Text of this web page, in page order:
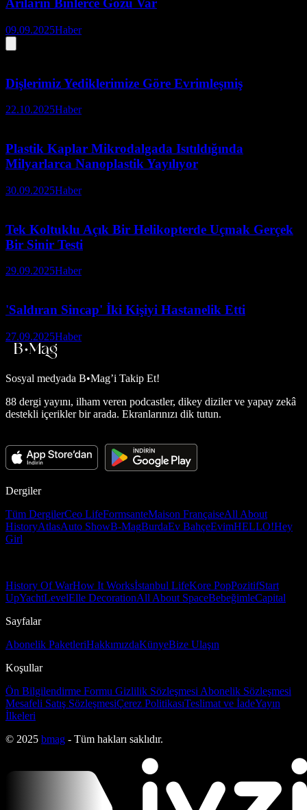
Arıların Binlerce Gözü Var
09.09.2025Haber
Dişlerimiz Yediklerimize Göre Evrimleşmiş
22.10.2025Haber
Plastik Kaplar Mikrodalgada Isıtıldığında
Milyarlarca Nanoplastik Yayılıyor
30.09.2025Haber
Tek Koltuklu Açık Bir Helikopterde Uçmak Gerçek
Bir Sinir Testi
29.09.2025Haber
'Saldıran Sincap' İki Kişiyi Hastanelik Etti
27.09.2025Haber
Sosyal medyada B•Mag’i Takip Et!
88 dergi yayını, ilham veren podcastler, dikey diziler ve yapay zekâ
destekli içerikler bir arada. Ekranlarınızı dik tutun.
Dergiler
Tüm DergilerCeo LifeFormsanteMaison FrançaiseAll About
HistoryAtlasAuto ShowB-MagBurdaEv BahçeEvimHELLO!Hey
Girl
History Of WarHow It Worksİstanbul LifeKore PopPozitifStart
UpYachtLevelElle DecorationAll About SpaceBebeğimleCapital
Sayfalar
Abonelik PaketleriHakkımızdaKünyeBize Ulaşın
Koşullar
Ön Bilgilendirme Formu Gizlilik Sözleşmesi Abonelik Sözleşmesi
Mesafeli Satış SözleşmesiÇerez PolitikasıTeslimat ve İadeYayın
İlkeleri
© 2025 bmag - Tüm hakları saklıdır.